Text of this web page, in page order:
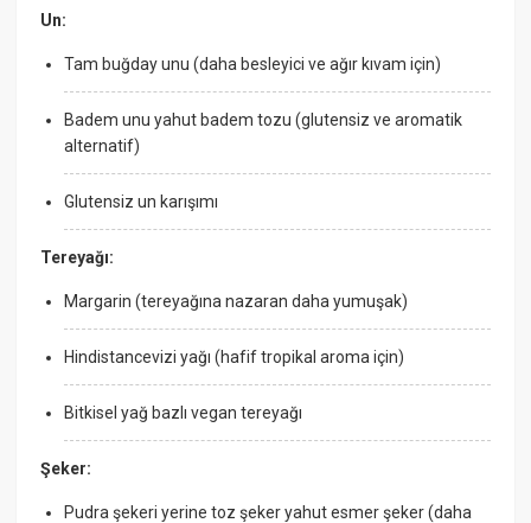
Un:
Tam buğday unu (daha besleyici ve ağır kıvam için)
Badem unu yahut badem tozu (glutensiz ve aromatik
alternatif)
Glutensiz un karışımı
Tereyağı:
Margarin (tereyağına nazaran daha yumuşak)
Hindistancevizi yağı (hafif tropikal aroma için)
Bitkisel yağ bazlı vegan tereyağı
Şeker:
Pudra şekeri yerine toz şeker yahut esmer şeker (daha